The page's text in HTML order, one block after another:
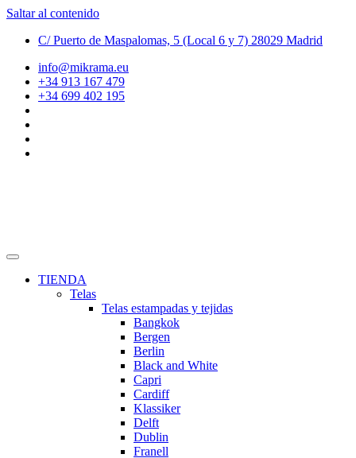
Saltar al contenido
C/ Puerto de Maspalomas, 5 (Local 6 y 7) 28029 Madrid
info@mikrama.eu
+34 913 167 479
+34 699 402 195
TIENDA
Telas
Telas estampadas y tejidas
Bangkok
Bergen
Berlin
Black and White
Capri
Cardiff
Klassiker
Delft
Dublin
Franell